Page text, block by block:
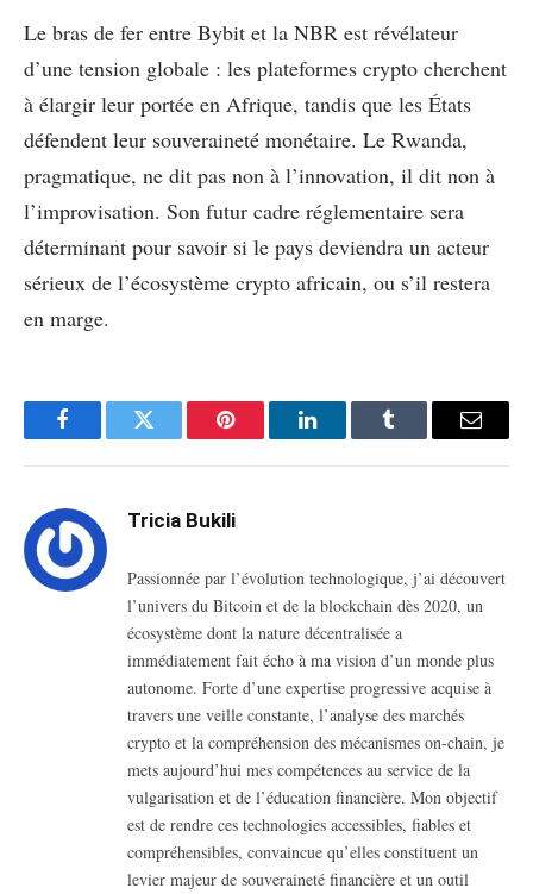
Le bras de fer entre Bybit et la NBR est révélateur
d’une tension globale : les plateformes crypto cherchent
à élargir leur portée en Afrique, tandis que les États
défendent leur souveraineté monétaire. Le Rwanda,
pragmatique, ne dit pas non à l’innovation, il dit non à
l’improvisation. Son futur cadre réglementaire sera
déterminant pour savoir si le pays deviendra un acteur
sérieux de l’écosystème crypto africain, ou s’il restera
en marge.
FacebookTwitter Pinterest LinkedInTumblr Email
Tricia Bukili
Passionnée par l’évolution technologique, j’ai découvert
l’univers du Bitcoin et de la blockchain dès 2020, un
écosystème dont la nature décentralisée a
immédiatement fait écho à ma vision d’un monde plus
autonome. Forte d’une expertise progressive acquise à
travers une veille constante, l’analyse des marchés
crypto et la compréhension des mécanismes on-chain, je
mets aujourd’hui mes compétences au service de la
vulgarisation et de l’éducation financière. Mon objectif
est de rendre ces technologies accessibles, fiables et
compréhensibles, convaincue qu’elles constituent un
levier majeur de souveraineté financière et un outil